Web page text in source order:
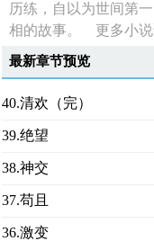
历练，自以为世间第
相的故事。 更多小说
最新章节预览
40.清欢（完）
39.绝望
38.神交
37.苟且
36.激变